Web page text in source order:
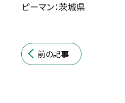
ピーマン：茨城県
前の記事